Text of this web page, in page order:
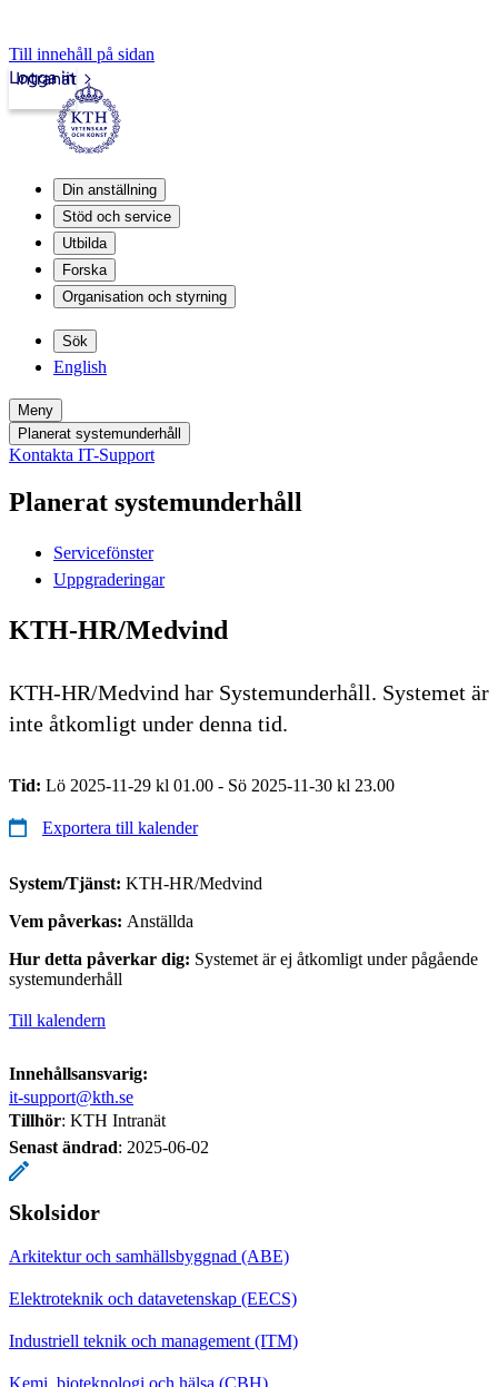
Till innehåll på sidan
Intranät
Logga in
Din anställning
Stöd och service
Utbilda
Forska
Organisation och styrning
Sök
English
Meny
Planerat systemunderhåll
Kontakta IT-Support
Planerat systemunderhåll
Servicefönster
Uppgraderingar
KTH-HR/Medvind
KTH-HR/Medvind har Systemunderhåll. Systemet är
inte åtkomligt under denna tid.
Tid: Lö 2025-11-29 kl 01.00 - Sö 2025-11-30 kl 23.00
Exportera till kalender
System/Tjänst: KTH-HR/Medvind
Vem påverkas: Anställda
Hur detta påverkar dig: Systemet är ej åtkomligt under pågående
systemunderhåll
Till kalendern
Innehållsansvarig:
it-support@kth.se
Tillhör: KTH Intranät
Senast ändrad: 2025-06-02
Skolsidor
Arkitektur och samhällsbyggnad (ABE)
Elektroteknik och datavetenskap (EECS)
Industriell teknik och management (ITM)
Kemi, bioteknologi och hälsa (CBH)